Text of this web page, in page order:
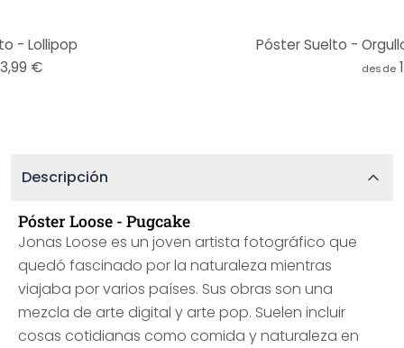
- Lollipop
€
Póster Suelto -
desde
Descripción
Póster Loose - Pugcake
Jonas Loose es un joven artista fotográfico que
quedó fascinado por la naturaleza mientras
viajaba por varios países. Sus obras son una
mezcla de arte digital y arte pop. Suelen incluir
cosas cotidianas como comida y naturaleza en